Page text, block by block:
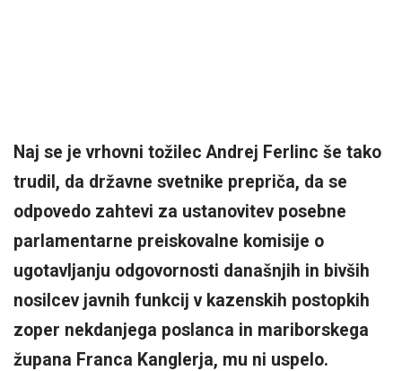
Naj se je vrhovni tožilec Andrej Ferlinc še tako
trudil, da državne svetnike prepriča, da se
odpovedo zahtevi za ustanovitev posebne
parlamentarne preiskovalne komisije o
ugotavljanju odgovornosti današnjih in bivših
nosilcev javnih funkcij v kazenskih postopkih
zoper nekdanjega poslanca in mariborskega
župana Franca Kanglerja, mu ni uspelo.